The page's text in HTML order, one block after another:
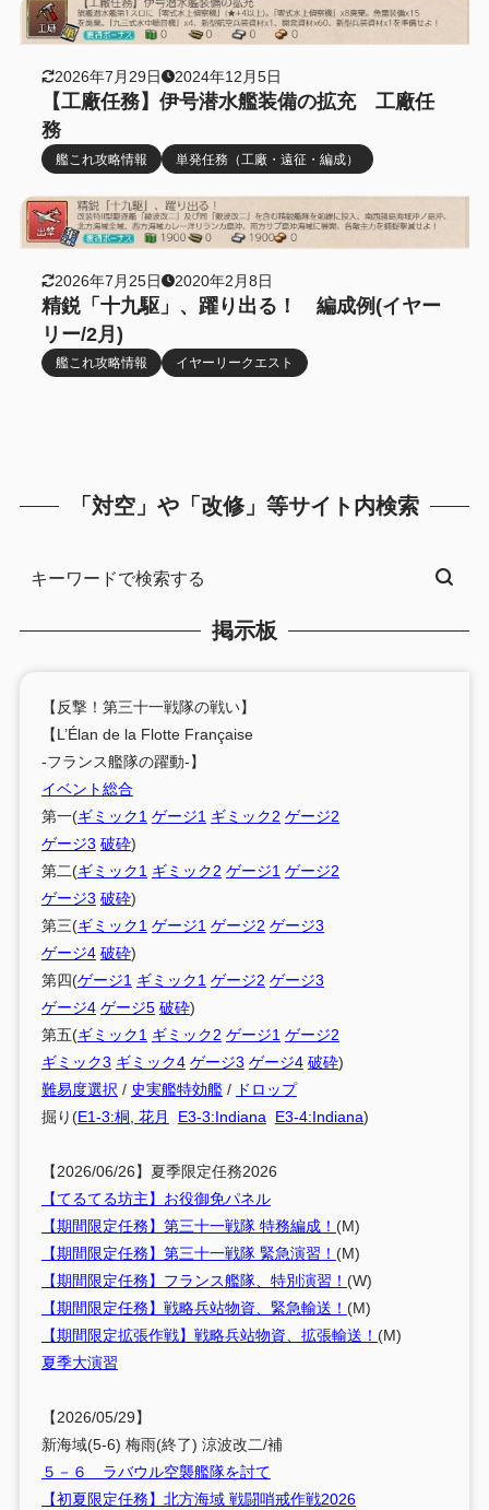
2026年7月29日 2024年12月5日
【工廠任務】伊号潜水艦装備の拡充 工廠任
務
艦これ攻略情報 単発任務（工廠・遠征・編成）
2026年7月25日 2020年2月8日
精鋭「十九駆」、躍り出る！ 編成例(イヤー
リー/2月)
艦これ攻略情報 イヤーリークエスト
「対空」や「改修」等サイト内検索
掲示板
【反撃！第三十一戦隊の戦い】
【L’Élan de la Flotte Française
-フランス艦隊の躍動-】
イベント総合
第一(ギミック1 ゲージ1 ギミック2 ゲージ2
ゲージ3 破砕)
第二(ギミック1 ギミック2 ゲージ1 ゲージ2
ゲージ3 破砕)
第三(ギミック1 ゲージ1 ゲージ2 ゲージ3
ゲージ4 破砕)
第四(ゲージ1 ギミック1 ゲージ2 ゲージ3
ゲージ4 ゲージ5 破砕)
第五(ギミック1 ギミック2 ゲージ1 ゲージ2
ギミック3 ギミック4 ゲージ3 ゲージ4 破砕)
難易度選択 / 史実艦特効艦/ ドロップ
掘り(E1-3:桐, 花月 E3-3:Indiana E3-4:Indiana)
【2026/06/26】夏季限定任務2026
【てるてる坊主】お役御免パネル
【期間限定任務】第三十一戦隊 特務編成！ (M)
【期間限定任務】第三十一戦隊 緊急演習！ (M)
【期間限定任務】フランス艦隊、特別演習！ (W)
【期間限定任務】戦略兵站物資、緊急輸送！ (M)
【期間限定拡張作戦】戦略兵站物資、拡張輸送！ (M)
夏季大演習
【2026/05/29】
新海域(5-6) 梅雨(終了) 涼波改二/補
５－６ ラバウル空襲艦隊を討て
【初夏限定任務】北方海域 戦闘哨戒作戦2026